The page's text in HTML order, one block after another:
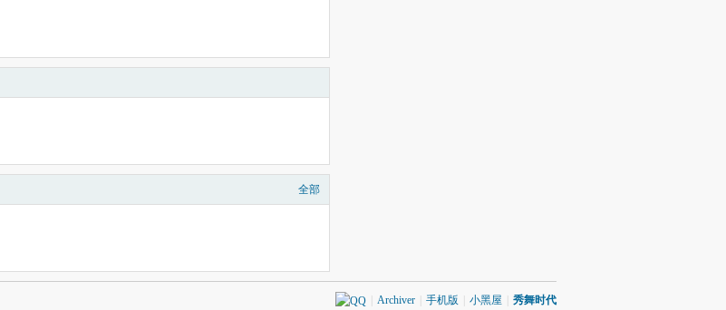
全部
Archiver 手机版 小黑屋 秀舞时代